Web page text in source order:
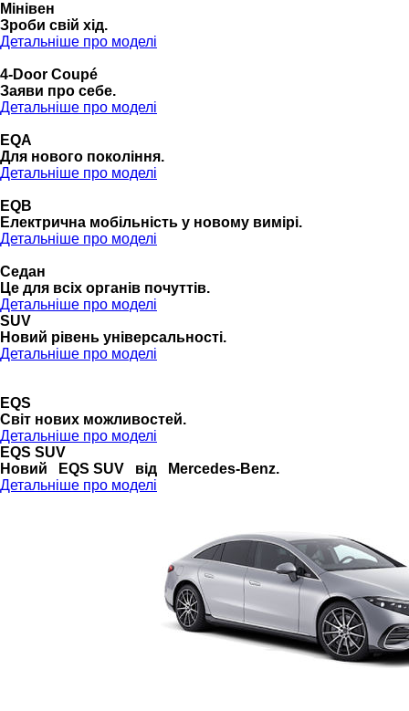
Мінівен
Зроби свій хід.
Детальніше про моделі
4-Door Coupé
Заяви про себе.
Детальніше про моделі
EQA
Для нового покоління.
Детальніше про моделі
EQB
Електрична мобільність у новому вимірі.
Детальніше про моделі
Седан
Це для всіх органів почуттів.
Детальніше про моделі
SUV
Новий рівень універсальності.
Детальніше про моделі
EQS
Cвіт нових можливостей.
Детальніше про моделі
EQS SUV
Новий EQS SUV від Mercedes-Benz.
Детальніше про моделі